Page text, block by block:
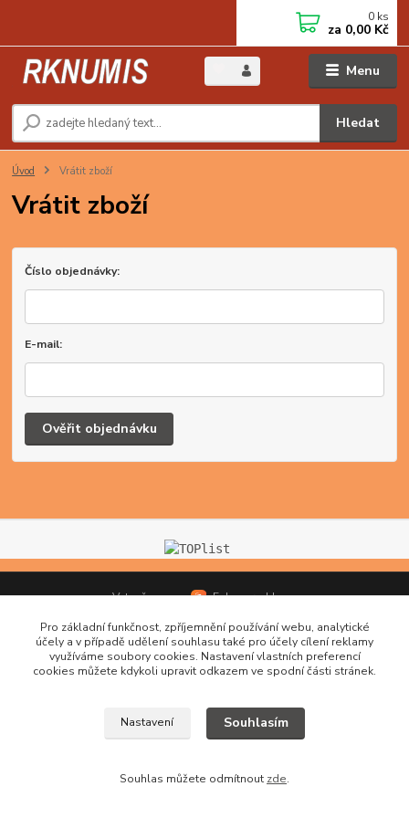
Menu
Hledat
0 ks
za 0,00 Kč
Úvod Vrátit zboží
Vrátit zboží
Číslo objednávky:
E-mail:
Ověřit objednávku
Vytvořeno na Eshop-rychle.cz
Pro základní funkčnost, zpříjemnění používání webu, analytické
účely a v případě udělení souhlasu také pro účely cílení reklamy
využíváme soubory cookies. Nastavení vlastních preferencí
cookies můžete kdykoli upravit odkazem ve spodní části stránek.
Nastavení Souhlasím
Souhlas můžete odmítnout zde.